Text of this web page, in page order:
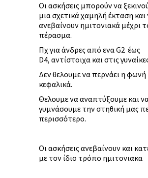
Οι ασκήσεις μπορούν να
μια σχετικά χαμηλή έκταση και
ανεβαίνουν ημιτονιακά μέχρι
πέρασμα.
Πχ για άνδρες από ενα G2 έως
D4, αντίστοιχα και στις
Δεν θελουμε να περνάει η
κεφαλικά.
Θελουμε να αναπτύξουμε και
γυμνάσουμε την στηθική μας
περισσότερο.
Οι ασκήσεις ανεβαίνουν και
με τον ίδιο τρόπο ημιτονιακα